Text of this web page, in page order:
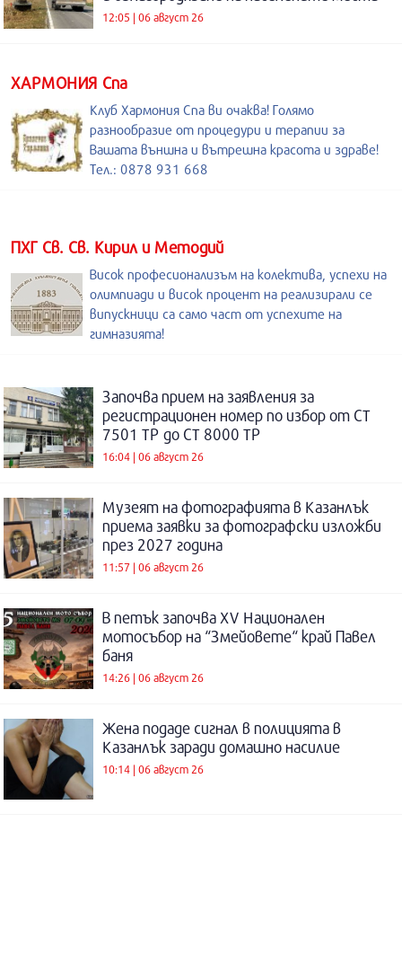
12:05 | 06 август 26
ХАРМОНИЯ Спа
Клуб Хармония Спа ви очаква! Голямо
разнообразие от процедури и терапии за
Вашата външна и вътрешна красота и здраве!
Тел.: 0878 931 668
ПХГ Св. Св. Кирил и Методий
Висок професионализъм на колектива, успехи на
олимпиади и висок процент на реализирали се
випускници са само част от успехите на
гимназията!
Започва прием на заявления за
регистрационен номер по избор от СТ
7501 ТР до СТ 8000 ТР
16:04 | 06 август 26
Музеят на фотографията в Казанлък
приема заявки за фотографски изложби
през 2027 година
11:57 | 06 август 26
В петък започва XV Национален
мотосъбор на “Змейовете“ край Павел
баня
14:26 | 06 август 26
Жена подаде сигнал в полицията в
Казанлък заради домашно насилие
10:14 | 06 август 26